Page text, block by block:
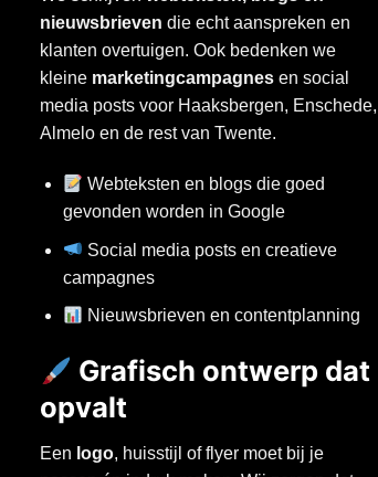
nieuwsbrieven die echt aanspreken en
klanten overtuigen. Ook bedenken we
kleine marketingcampagnes en social
media posts voor Haaksbergen, Enschede,
Almelo en de rest van Twente.
Webteksten en blogs die goed
gevonden worden in Google
Social media posts en creatieve
campagnes
Nieuwsbrieven en contentplanning
Grafisch ontwerp dat
opvalt
Een logo, huisstijl of flyer moet bij je